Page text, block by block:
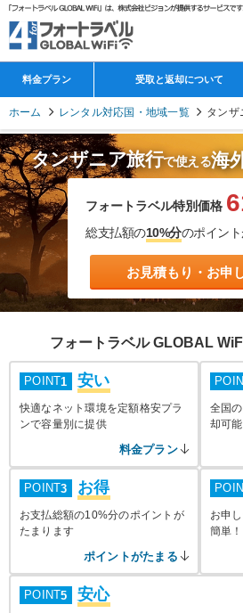
料金プラン 受取と返却について
ホーム レンタル対応国・地域一覧 タンザ
タンザニア旅行で使える海
フォートラベル特別価格
総支払額の10%分のポイン
お見積もり・お申
フォートラベル GLOBAL
POINT1 安い
快適なネット環境を定額格安プラ
ンで容量別に提供
料金プラン
全国
却可能
POINT3 お得
お支払総額の10%分のポイントが
たまります
ポイントがたまる
お申
簡単！
POINT5 安心